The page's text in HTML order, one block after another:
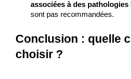
associées à des pathologies
sont pas recommandées.
Conclusion : quelle
choisir ?